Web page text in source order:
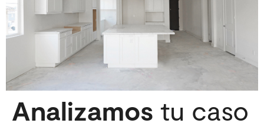
Analizamos tu caso